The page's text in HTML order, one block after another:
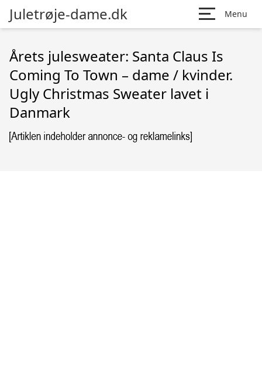
Juletrøje-dame.dk Menu
Årets julesweater: Santa Claus Is
Coming To Town – dame / kvinder.
Ugly Christmas Sweater lavet i
Danmark